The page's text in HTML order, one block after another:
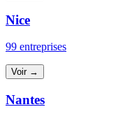
Nice
99 entreprises
Voir →
Nantes